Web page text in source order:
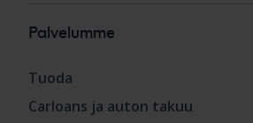
Palvelumme
Tuoda
Carloans ja auton takuu